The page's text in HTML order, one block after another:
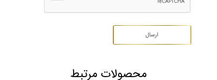
محصولات مرتبط